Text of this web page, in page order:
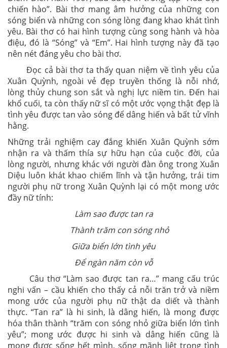
chiến hào”. Bài thơ mang âm hưởng của những con
sóng biển và những con sóng lòng đang khao khát tình
yêu. Bài thơ có hai hình tượng cùng song hành và hòa
điệu, đó là “Sóng” và “Em”. Hai hình tượng này đã tạo
nên nét đáng yêu cho bài thơ.
Đọc cả bài thơ ta thấy quan niệm về tình yêu của
Xuân Quỳnh, ngoài vẻ đẹp truyền thống là nỗi nhớ,
lòng thủy chung son sắt và nghị lực niềm tin. Đến hai
khổ cuối, ta còn thấy nữ sĩ có một ước vọng thật đẹp là
tình yêu được tan vào sóng để dâng hiến và bất tử vĩnh
hằng.
Những trải nghiệm cay đắng khiến Xuân Quỳnh sớm
nhận ra và thấm thía sự hữu hạn của cuộc đời, của
lòng người, nhưng khác với người đàn ông trong Xuân
Diệu luôn khát khao chiếm lĩnh và tận hưởng, trái tim
người phụ nữ trong Xuân Quỳnh lại có một mong ước
đầy nữ tính:
Làm sao được tan ra
Thành trăm con sóng nhỏ
Giữa biển lớn tình yêu
Để ngàn năm còn vỗ
Câu thơ “Làm sao được tan ra…” mang cấu trúc
nghi vấn – cầu khiến cho thấy cả nỗi trăn trở và niềm
mong ước của người phụ nữ thật da diết và thành
thực. “Tan ra” là hi sinh, là dâng hiến, là mong được
hóa thân thành “trăm con sóng nhỏ giữa biển lớn tình
yêu”; mong ước được hi sinh và dâng hiến cũng là
mong được sống hết mình, sống mãnh liệt trong tình